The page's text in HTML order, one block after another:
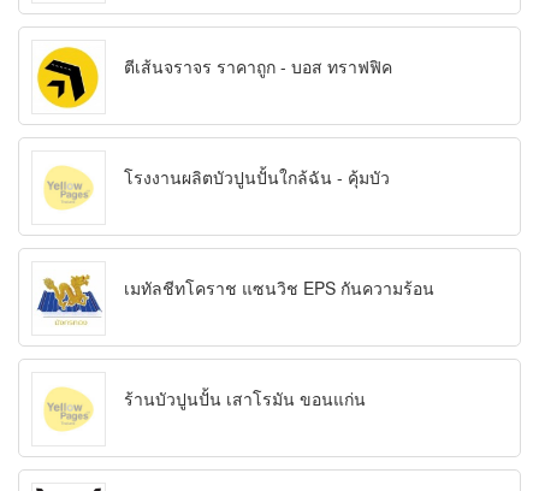
ตีเส้นจราจร ราคาถูก - บอส ทราฟฟิค
โรงงานผลิตบัวปูนปั้นใกล้ฉัน - คุ้มบัว
เมทัลชีทโคราช แซนวิช EPS กันความร้อน
ร้านบัวปูนปั้น เสาโรมัน ขอนแก่น